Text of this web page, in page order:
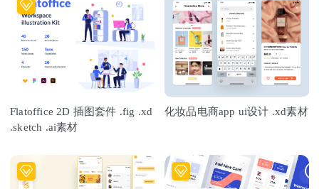
Flatoffice 2D 插图套件 .fig .xd
.sketch .ai素材
化妆品电商app ui设计 .xd素材